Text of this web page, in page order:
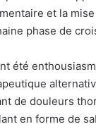
et la
phase de
été
de douleurs
en forme de